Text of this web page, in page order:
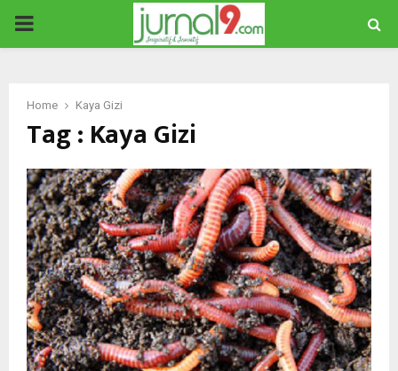
PRIMARY
Home Kaya Gizi
Tag : Kaya Gizi